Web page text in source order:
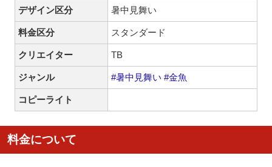
デザイン区分 暑中見舞い
料金区分 スタンダード
クリエイター TB
ジャンル #暑中見舞い #金魚
コピーライト
料金について